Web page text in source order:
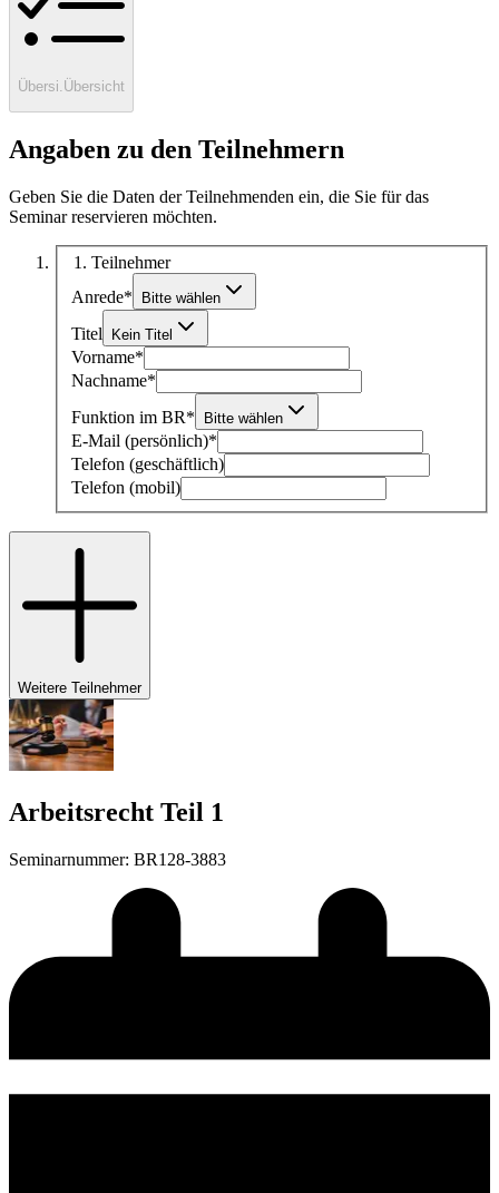
Übersi. Übersicht
Angaben zu den Teilnehmern
Geben Sie die Daten der Teilnehmenden ein, die Sie für das
Seminar reservieren möchten.
1 . Teilnehmer
Anrede* Bitte wählen
Titel Kein Titel
Vorname*
Nachname*
Funktion im BR* Bitte wählen
E-Mail (persönlich)*
Telefon (geschäftlich)
Telefon (mobil)
Weitere Teilnehmer
Arbeitsrecht Teil 1
Seminarnummer: BR128-3883